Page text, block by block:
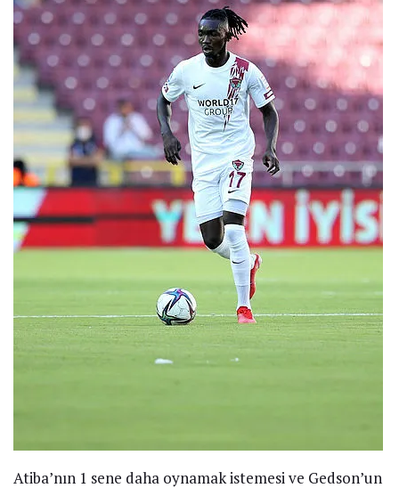
Atiba’nın 1 sene daha oynamak istemesi ve Gedson’un